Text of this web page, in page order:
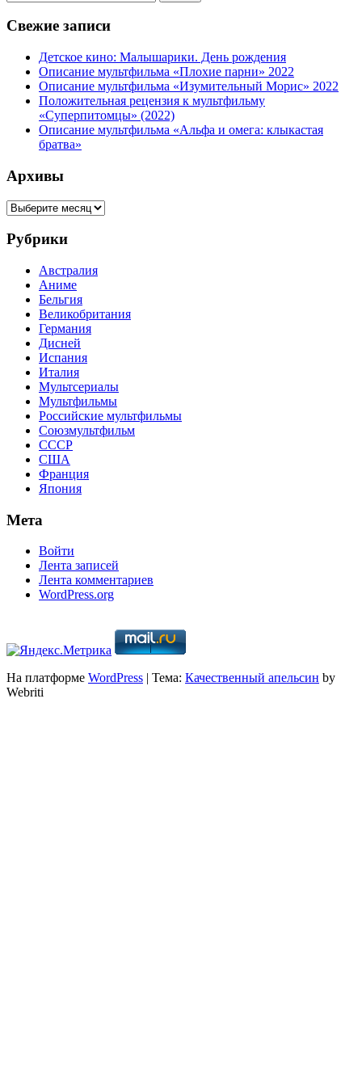
Ловушка
для
кошек
Кот
Сатаны
Свежие записи
Детское кино: Малышарики. День рождения
Описание мультфильма «Плохие парни» 2022
Описание мультфильма «Изумительный Морис» 2022
Положительная рецензия к мультфильму
«Суперпитомцы» (2022)
Описание мультфильма «Альфа и омега: клыкастая
братва»
Архивы
Архивы
Рубрики
Австралия
Аниме
Бельгия
Великобритания
Германия
Дисней
Испания
Италия
Мультсериалы
Мультфильмы
Российские мультфильмы
Союзмультфильм
СССР
США
Франция
Япония
Мета
Войти
Лента записей
Лента комментариев
WordPress.org
На платформе WordPress | Тема: Качественный апельсин by
Webriti